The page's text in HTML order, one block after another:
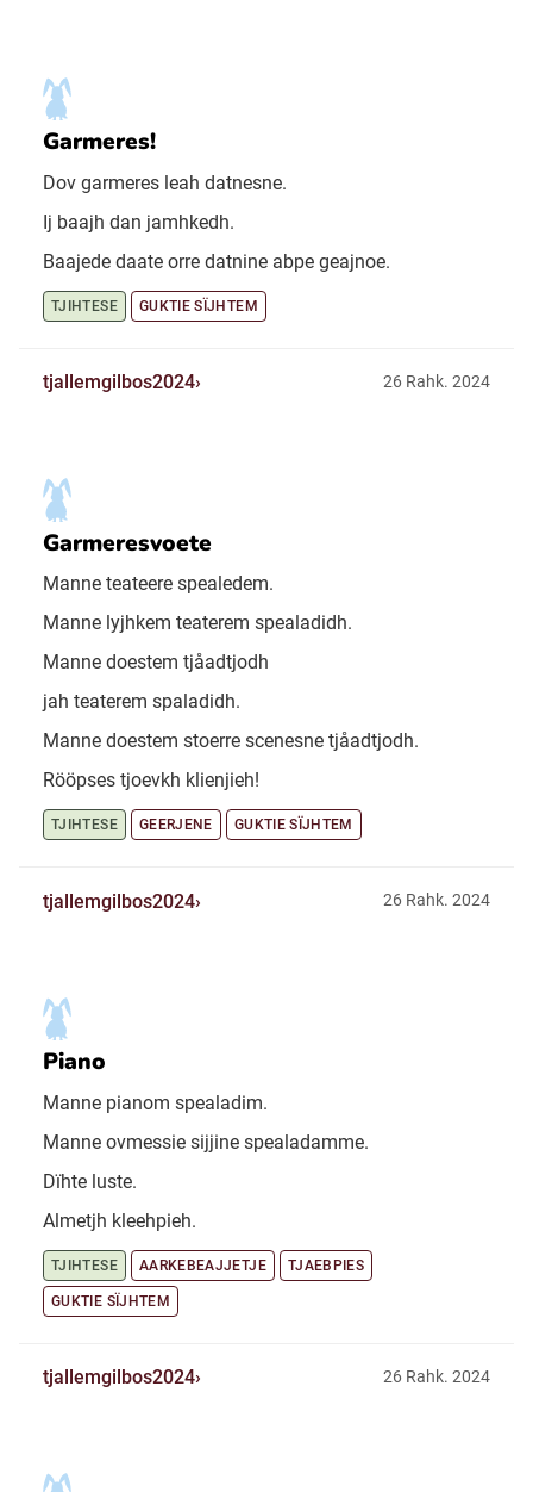
Garmeres!
Dov garmeres leah datnesne.
Ij baajh dan jamhkedh.
Baajede daate orre datnine abpe geajnoe.
TJIHTESE GUKTIE SÏJHTEM
tjallemgilbos2024 26 Rahk. 2024
Garmeresvoete
Manne teateere spealedem.
Manne lyjhkem teaterem spealadidh.
Manne doestem tjåadtjodh
jah teaterem spaladidh.
Manne doestem stoerre scenesne tjåadtjodh.
Rööpses tjoevkh klienjieh!
TJIHTESE GEERJENE GUKTIE SÏJHTEM
tjallemgilbos2024 26 Rahk. 2024
Piano
Manne pianom spealadim.
Manne ovmessie sijjine spealadamme.
Dïhte luste.
Almetjh kleehpieh.
TJIHTESE AARKEBEAJJETJE TJAEBPIES
GUKTIE SÏJHTEM
tjallemgilbos2024 26 Rahk. 2024